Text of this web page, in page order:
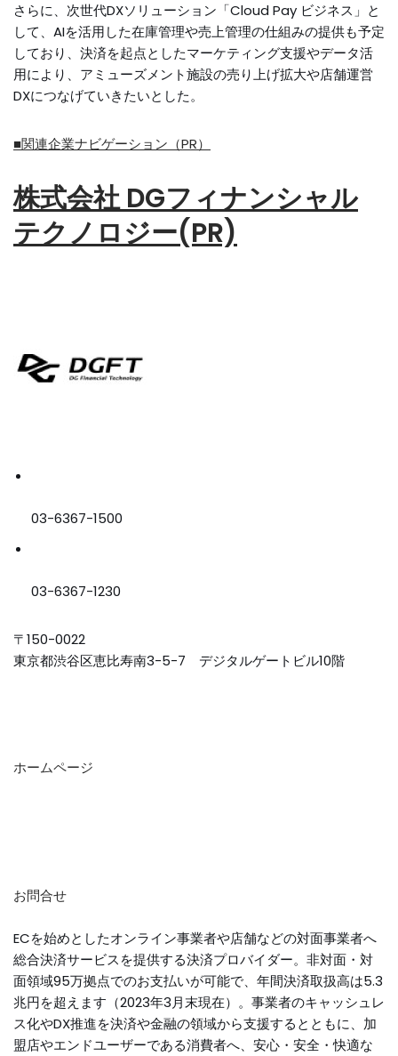
さらに、次世代DXソリューション「Cloud Pay ビジネス」と
して、AIを活用した在庫管理や売上管理の仕組みの提供も予定
しており、決済を起点としたマーケティング支援やデータ活
用により、アミューズメント施設の売り上げ拡大や店舗運営
DXにつなげていきたいとした。
■関連企業ナビゲーション（PR）
株式会社 DGフィナンシャル
テクノロジー(PR)
03-6367-1500
03-6367-1230
〒150-0022
東京都渋谷区恵比寿南3-5-7 デジタルゲートビル10階
ホームページ
お問合せ
ECを始めとしたオンライン事業者や店舗などの対面事業者へ
総合決済サービスを提供する決済プロバイダー。非対面・対
面領域95万拠点でのお支払いが可能で、年間決済取扱高は5.3
兆円を超えます（2023年3月末現在）。事業者のキャッシュレ
ス化やDX推進を決済や金融の領域から支援するとともに、加
盟店やエンドユーザーである消費者へ、安心・安全・快適な